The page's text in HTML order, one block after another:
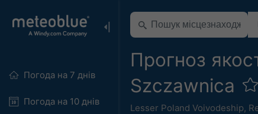
Погода на 7 днів
Погода на 10 днів
Прогноз
Szczawnica
Lesser Poland Voivodeship,